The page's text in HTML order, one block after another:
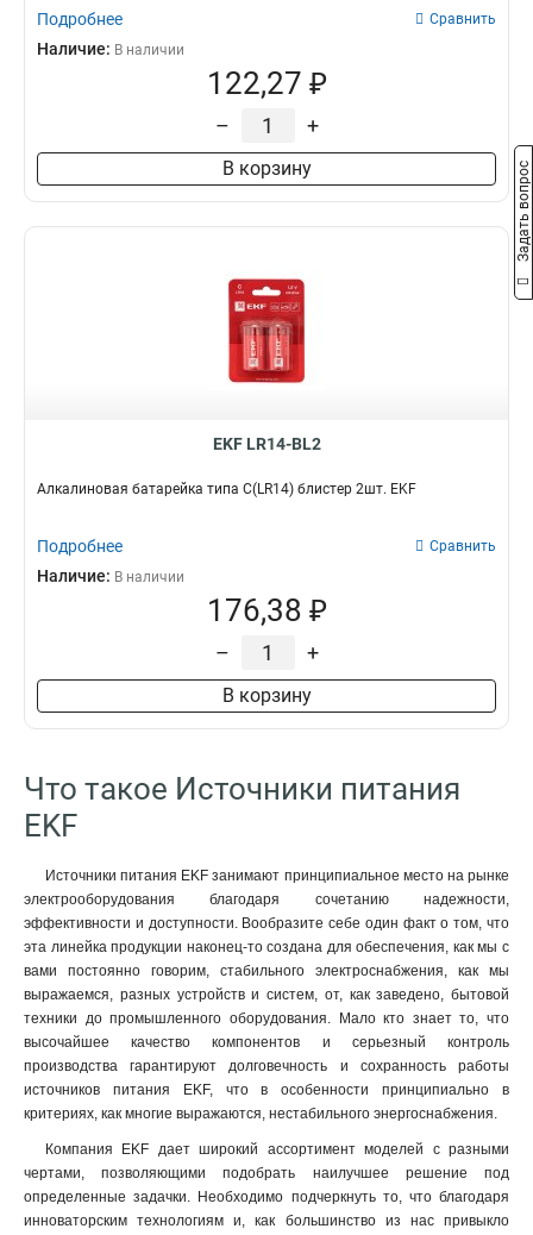
Подробнее Сравнить
Наличие: В наличии
122,27 ₽
– +
В корзину
EKF LR14-BL2
Алкалиновая батарейка типа C(LR14) блистер 2шт. EKF
Подробнее Сравнить
Наличие: В наличии
176,38 ₽
– +
В корзину
Что такое Источники питания
EKF
Источники питания EKF занимают принципиальное место на рынке
электрооборудования благодаря сочетанию надежности,
эффективности и доступности. Вообразите себе один факт о том, что
эта линейка продукции наконец-то создана для обеспечения, как мы с
вами постоянно говорим, стабильного электроснабжения, как мы
выражаемся, разных устройств и систем, от, как заведено, бытовой
техники до промышленного оборудования. Мало кто знает то, что
высочайшее качество компонентов и серьезный контроль
производства гарантируют долговечность и сохранность работы
источников питания EKF, что в особенности принципиально в
критериях, как многие выражаются, нестабильного энергоснабжения.
Компания EKF дает широкий ассортимент моделей с разными
чертами, позволяющими подобрать наилучшее решение под
определенные задачки. Необходимо подчеркнуть то, что благодаря
инноваторским технологиям и, как большинство из нас привыкло
Задать вопрос